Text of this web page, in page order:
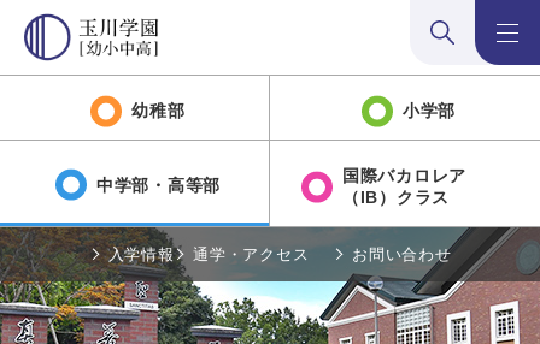
検索:開くメニュ
幼稚部 小学部
中学部・高等部
国際バカロレア
（IB）クラス
入学情報 通学・アクセス お問い合わせ